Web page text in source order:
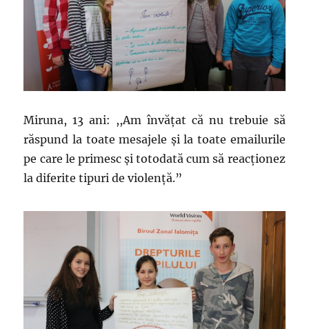
Miruna, 13 ani: ,,Am învăţat că nu trebuie să
răspund la toate mesajele şi la toate emailurile
pe care le primesc şi totodată cum să reacţionez
la diferite tipuri de violenţă.”